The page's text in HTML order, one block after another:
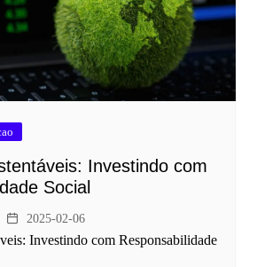
Investindo com
Social
2025-02-06
Investindo com Responsabilidade